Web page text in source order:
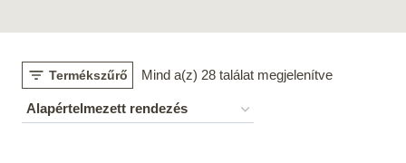
Termékszűrő Mind a(z) 28 találat megjelenítve